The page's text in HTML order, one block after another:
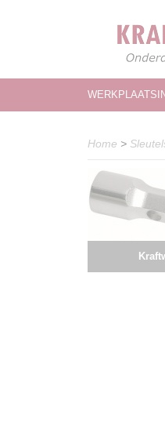
Home >